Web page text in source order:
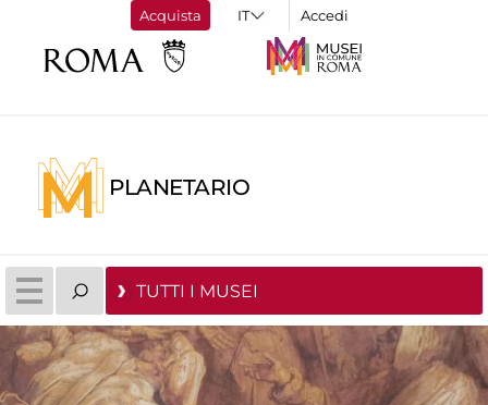
Acquista Accedi
PLANETARIO
TUTTI I MUSEI